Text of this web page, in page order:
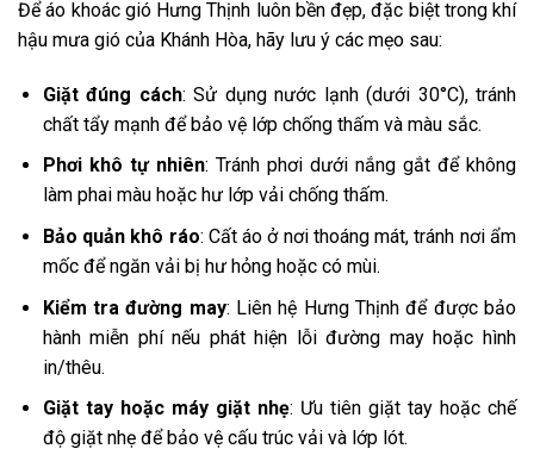
Để áo khoác gió Hưng Thịnh luôn bền đẹp, đặc biệt trong khí
hậu mưa gió của Khánh Hòa, hãy lưu ý các mẹo sau:
Giặt đúng cách: Sử dụng nước lạnh (dưới 30°C), tránh
chất tẩy mạnh để bảo vệ lớp chống thấm và màu sắc.
Phơi khô tự nhiên: Tránh phơi dưới nắng gắt để không
làm phai màu hoặc hư lớp vải chống thấm.
Bảo quản khô ráo: Cất áo ở nơi thoáng mát, tránh nơi ẩm
mốc để ngăn vải bị hư hỏng hoặc có mùi.
Kiểm tra đường may: Liên hệ Hưng Thịnh để được bảo
hành miễn phí nếu phát hiện lỗi đường may hoặc hình
in/thêu.
Giặt tay hoặc máy giặt nhẹ: Ưu tiên giặt tay hoặc chế
độ giặt nhẹ để bảo vệ cấu trúc vải và lớp lót.